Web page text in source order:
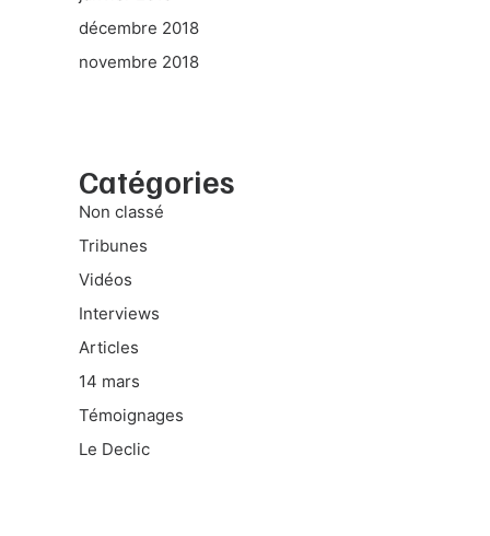
décembre 2018
novembre 2018
Catégories
Non classé
Tribunes
Vidéos
Interviews
Articles
14 mars
Témoignages
Le Declic